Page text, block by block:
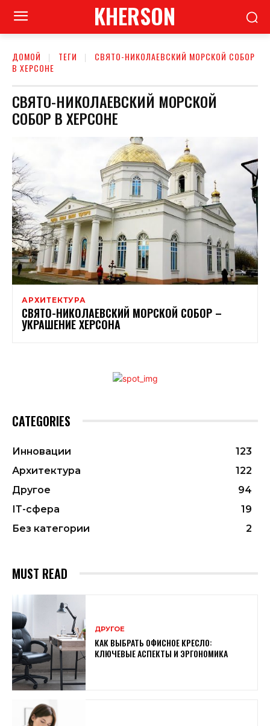
KHERSON
ДОМОЙ ТЕГИ
СВЯТО-НИКОЛАЕВСКИЙ МОРСКОЙ СОБОР
В ХЕРСОНЕ
СВЯТО-НИКОЛАЕВСКИЙ МОРСКОЙ
СОБОР В ХЕРСОНЕ
АРХИТЕКТУРА
СВЯТО-НИКОЛАЕВСКИЙ МОРСКОЙ СОБОР –
УКРАШЕНИЕ ХЕРСОНА
CATEGORIES
Инновации
123
Архитектура
122
Другое
94
ІТ-сфера
19
Без категории
2
MUST READ
ДРУГОЕ
КАК ВЫБРАТЬ ОФИСНОЕ КРЕСЛО:
КЛЮЧЕВЫЕ АСПЕКТЫ И ЭРГОНОМИКА